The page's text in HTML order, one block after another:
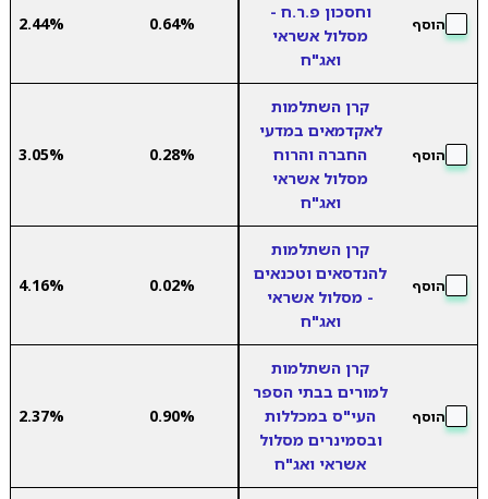
הוסף
וחסכון פ.ר.ח -
מסלול אשראי
ואג"ח
0.64%
2.44%
הוסף
קרן השתלמות
לאקדמאים במדעי
החברה והרוח
מסלול אשראי
ואג"ח
0.28%
3.05%
הוסף
קרן השתלמות
להנדסאים וטכנאים
- מסלול אשראי
ואג"ח
0.02%
4.16%
הוסף
קרן השתלמות
למורים בבתי הספר
העי"ס במכללות
ובסמינרים מסלול
אשראי ואג"ח
0.90%
2.37%